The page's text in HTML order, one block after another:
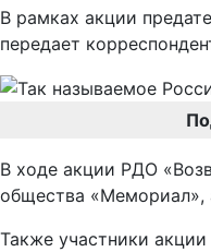
В рамках акции
передает
В ходе акции РДО
общества «Мемориал»,
Также участники